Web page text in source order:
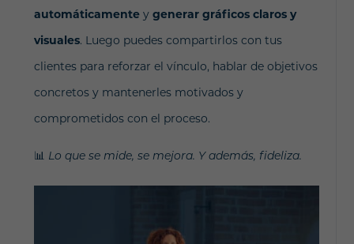
automáticamentey generar gráficos claros y
visuales. Luego puedes compartirlos con tus
clientes para reforzar el vínculo, hablar de objetivos
concretos y mantenerles motivados y
comprometidos con el proceso.
📊 Lo que se mide, se mejora. Y además, fideliza.